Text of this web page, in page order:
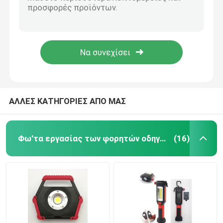
Φως εργασίας των φορητών οδηγήσεων
Φως εργασίας LED COB
Φως αισθητήρων γραφείου
οδηγημένος φακός
ΑΛΛΕΣ ΚΑΤΗΓΟΡΙΕΣ ΑΠΟ ΜΑΣ
Φω'τα εργασίας των φορητών οδηγήσεων (16)